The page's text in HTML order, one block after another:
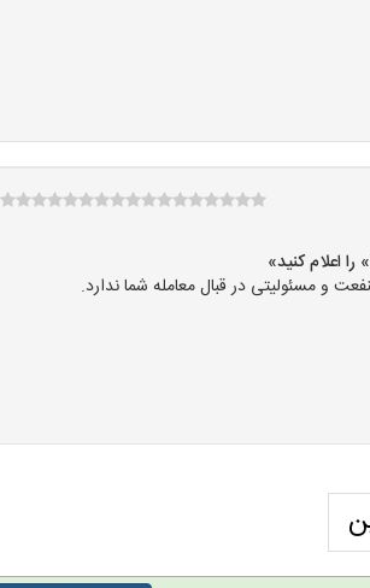
و مسئولیتی در قبال معامله شما ندارد.